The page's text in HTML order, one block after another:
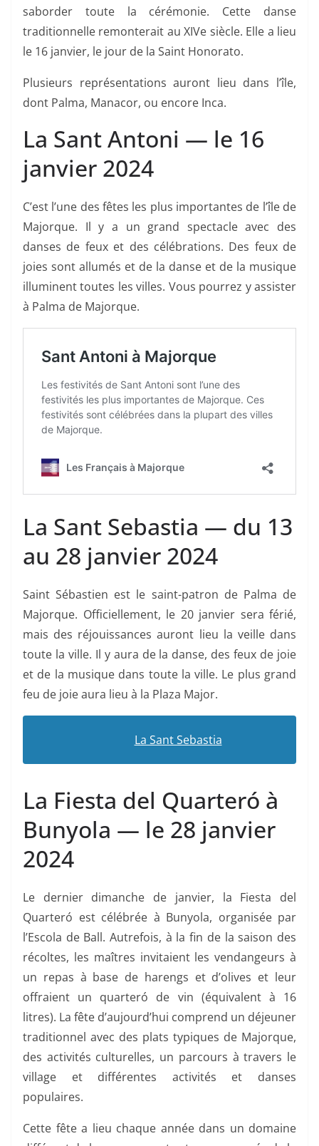
saborder toute la cérémonie. Cette danse
traditionnelle remonterait au XIVe siècle. Elle a lieu
le 16 janvier, le jour de la Saint Honorato.
Plusieurs représentations auront lieu dans l’île,
dont Palma, Manacor, ou encore Inca.
La Sant Antoni — le 16
janvier 2024
C’est l’une des fêtes les plus importantes de l’île de
Majorque. Il y a un grand spectacle avec des
danses de feux et des célébrations. Des feux de
joies sont allumés et de la danse et de la musique
illuminent toutes les villes. Vous pourrez y assister
à Palma de Majorque.
La Sant Sebastia — du 13
au 28 janvier 2024
Saint Sébastien est le saint-patron de Palma de
Majorque. Officiellement, le 20 janvier sera férié,
mais des réjouissances auront lieu la veille dans
toute la ville. Il y aura de la danse, des feux de joie
et de la musique dans toute la ville. Le plus grand
feu de joie aura lieu à la Plaza Major.
La Sant Sebastia
La Fiesta del Quarteró à
Bunyola — le 28 janvier
2024
Le dernier dimanche de janvier, la Fiesta del
Quarteró est célébrée à Bunyola, organisée par
l’Escola de Ball. Autrefois, à la fin de la saison des
récoltes, les maîtres invitaient les vendangeurs à
un repas à base de harengs et d’olives et leur
offraient un quarteró de vin (équivalent à 16
litres). La fête d’aujourd’hui comprend un déjeuner
traditionnel avec des plats typiques de Majorque,
des activités culturelles, un parcours à travers le
village et différentes activités et danses
populaires.
Cette fête a lieu chaque année dans un domaine